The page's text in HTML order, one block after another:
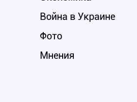
Война в Украине
Фото
Мнения